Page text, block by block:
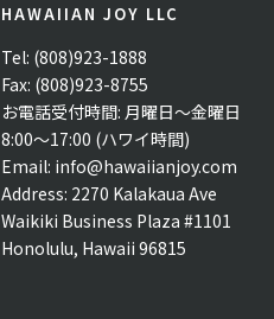
HAWAIIAN JOY LLC
Tel: (808)923-1888
Fax: (808)923-8755
お電話受付時間: 月曜日〜金曜日
8:00〜17:00 (ハワイ時間)
Email: info@hawaiianjoy.com
Address: 2270 Kalakaua Ave
Waikiki Business Plaza #1101
Honolulu, Hawaii 96815